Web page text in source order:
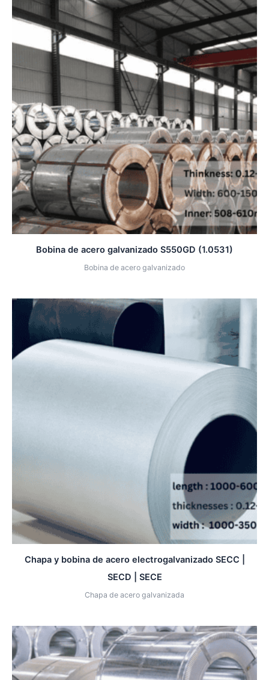
Bobina de acero galvanizado S550GD (1.0531)
Bobina de acero galvanizado
Chapa y bobina de acero electrogalvanizado SECC |
SECD | SECE
Chapa de acero galvanizada